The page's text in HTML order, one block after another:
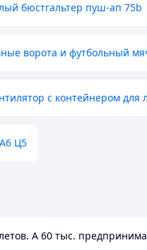
бюстгальтер пуш-ап 75b
ворота и футбольный
с контейнером для
Ц5
А 60 тыс.